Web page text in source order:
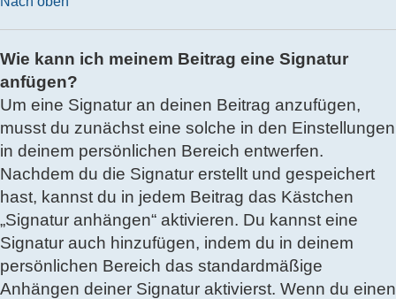
Wie kann ich meinem Beitrag eine Signatur
anfügen?
Um eine Signatur an deinen Beitrag anzufügen,
musst du zunächst eine solche in den Einstellungen
in deinem persönlichen Bereich entwerfen.
Nachdem du die Signatur erstellt und gespeichert
hast, kannst du in jedem Beitrag das Kästchen
„Signatur anhängen“ aktivieren. Du kannst eine
Signatur auch hinzufügen, indem du in deinem
persönlichen Bereich das standardmäßige
Anhängen deiner Signatur aktivierst. Wenn du einen